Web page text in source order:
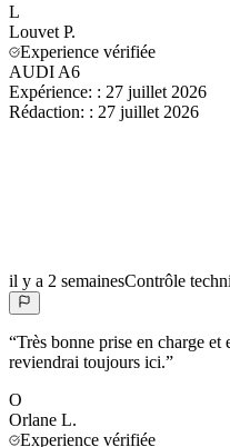
L
Louvet P.
Experience vérifiée
AUDI A6
Expérience: : 27 juillet 2026
Rédaction: : 27 juillet 2026
il y a 2 semainesContrôle
“Très bonne prise en charge
reviendrai toujours ici.”
O
Orlane L.
Experience vérifiée